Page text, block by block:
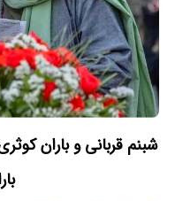
شبنم قربانی و باران